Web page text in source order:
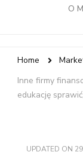
O
Home
Inne firmy
edukację
UPDATED ON